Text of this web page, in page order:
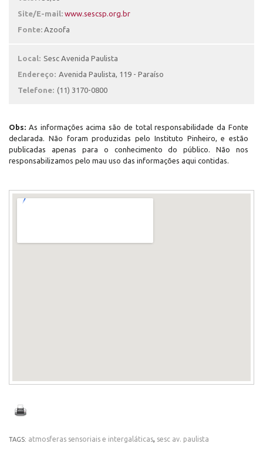
Site/E-mail: www.sescsp.org.br
Fonte: Azoofa
Local: Sesc Avenida Paulista
Endereço: Avenida Paulista, 119 - Paraíso
Telefone: (11) 3170-0800
Obs: As informações acima são de total responsabilidade da Fonte
declarada. Não foram produzidas pelo Instituto Pinheiro, e estão
publicadas apenas para o conhecimento do público. Não nos
responsabilizamos pelo mau uso das informações aqui contidas.
TAGS: atmosferas sensoriais e intergaláticas, sesc av. paulista